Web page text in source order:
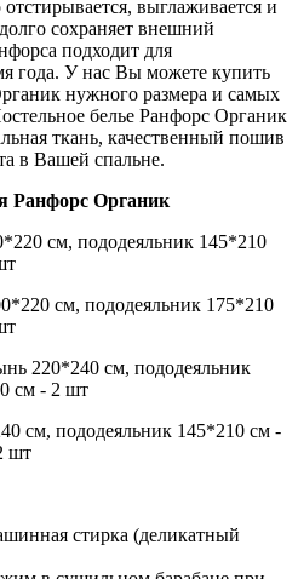
выглаживается и
сохраняет внешний
подходит для
года. У нас Вы можете купить
нужного размера и самых
белье Ранфорс Органик
ткань, качественный пошив
в Вашей спальне.
Ранфорс Органик
см, пододеяльник 145*210
см, пододеяльник 175*210
220*240 см, пододеяльник
см - 2 шт
см, пододеяльник 145*210 см -
шт
стирка (деликатный